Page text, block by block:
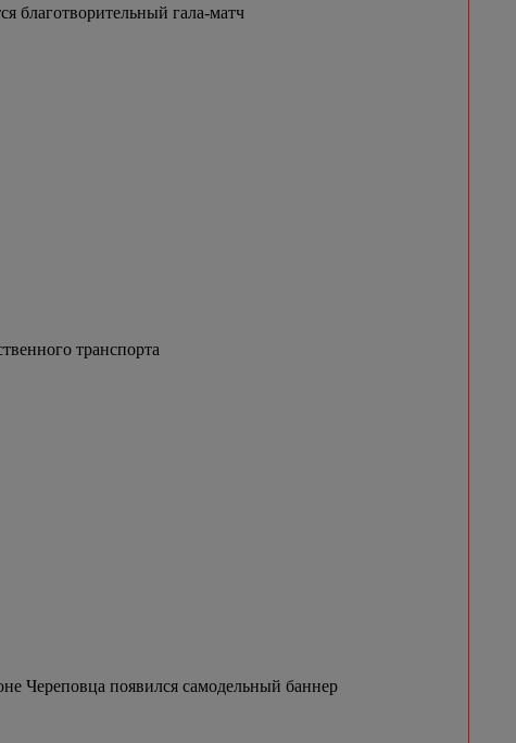
благотворительный гала-матч
транспорта
Череповца появился самодельный баннер